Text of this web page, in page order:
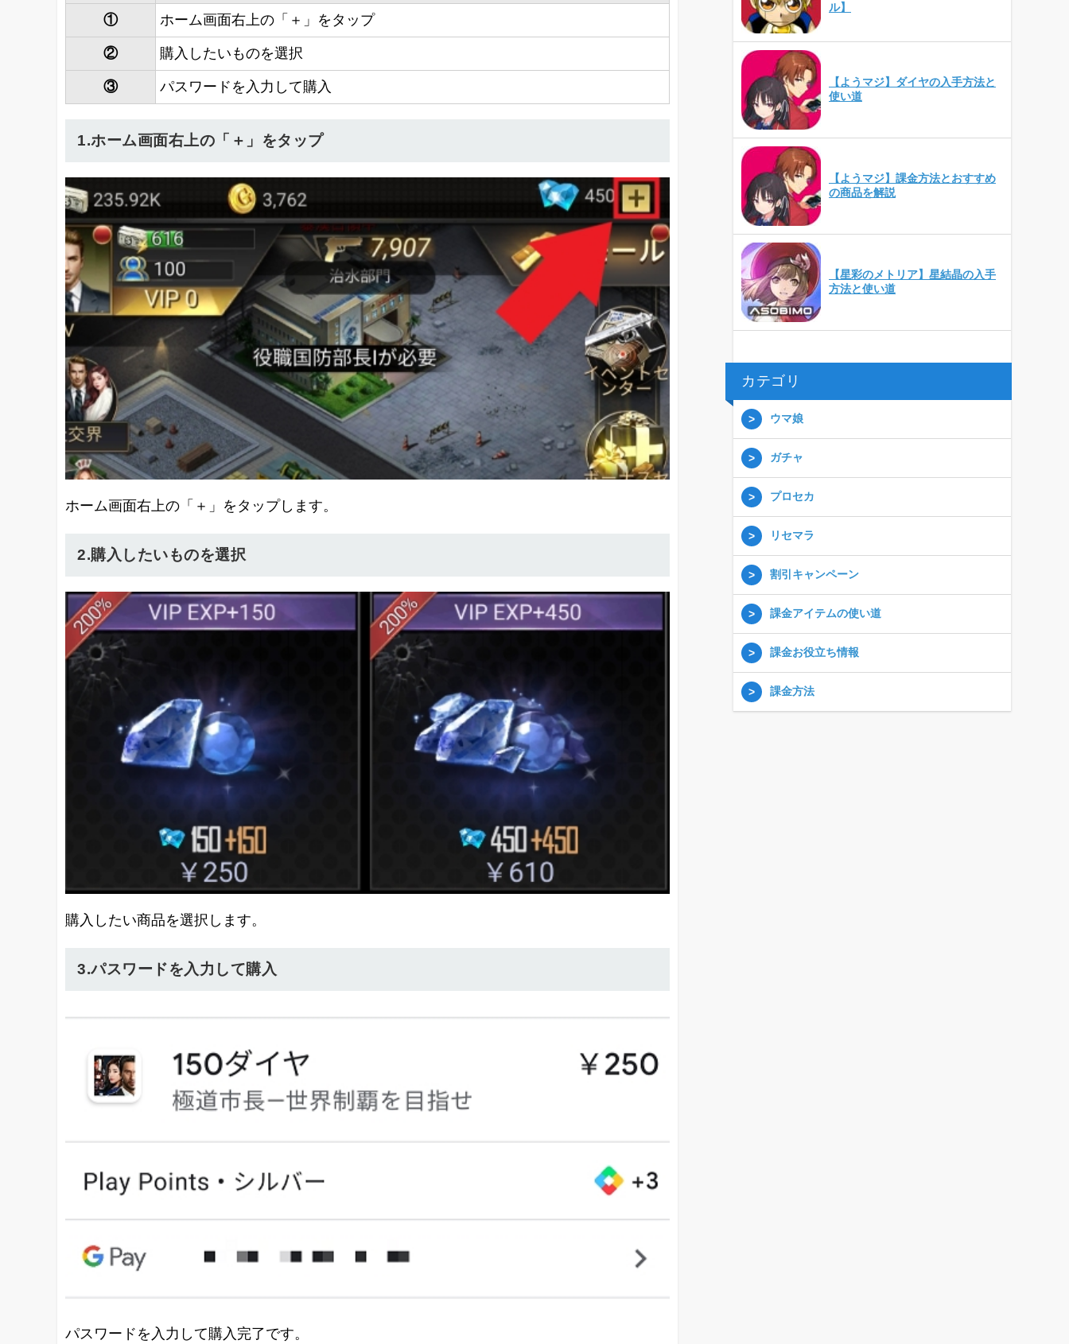
① ホーム画面右上の「＋」をタップ
② 購入したいものを選択
③ パスワードを入力して購入
1.ホーム画面右上の「＋」をタップ
ホーム画面右上の「＋」をタップします。
2.購入したいものを選択
購入したい商品を選択します。
3.パスワードを入力して購入
パスワードを入力して購入完了です。
ル】
【ようマジ】ダイヤの入手方法と
使い道
【ようマジ】課金方法とおすすめ
の商品を解説
【星彩のメトリア】星結晶の入手
方法と使い道
カテゴリ
ウマ娘
ガチャ
プロセカ
リセマラ
割引キャンペーン
課金アイテムの使い道
課金お役立ち情報
課金方法